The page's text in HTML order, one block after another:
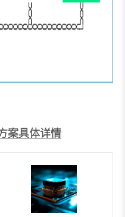
案具体详情